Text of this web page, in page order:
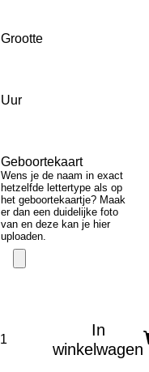
Grootte
Uur
Geboortekaart
Wens je de naam in exact
hetzelfde lettertype als op
het geboortekaartje? Maak
er dan een duidelijke foto
van en deze kan je hier
uploaden.
In
winkelwagen